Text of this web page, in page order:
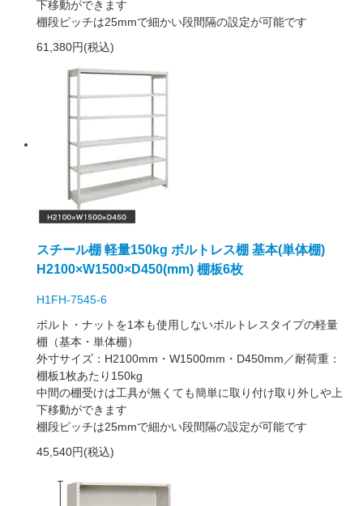
下移動ができます
棚段ピッチは25mmで細かい段間隔の設定が可能です
61,380円(税込)
スチール棚 軽量150kg ボルトレス棚 基本(単体棚)
H2100×W1500×D450(mm) 棚板6枚
H1FH-7545-6
ボルト・ナットを1本も使用しないボルトレスタイプの軽量
棚（基本・単体棚）
外寸サイズ：H2100mm・W1500mm・D450mm／耐荷重：
棚板1枚あたり150kg
中間の棚受けは工具が無くても簡単に取り付け取り外しや上
下移動ができます
棚段ピッチは25mmで細かい段間隔の設定が可能です
45,540円(税込)